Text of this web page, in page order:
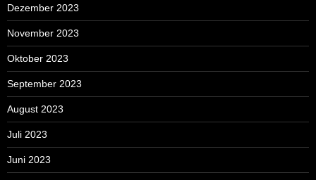
Dezember 2023
November 2023
Oktober 2023
September 2023
August 2023
Juli 2023
Juni 2023